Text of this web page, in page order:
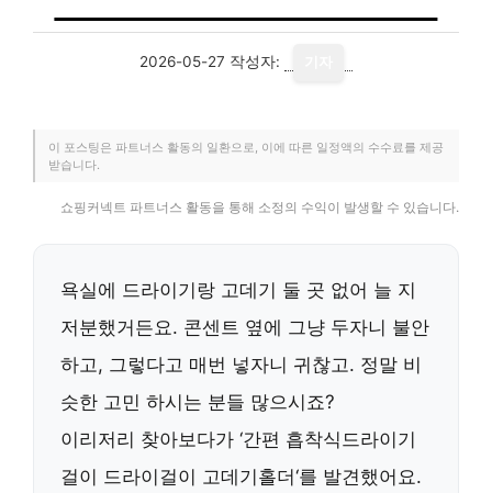
2026-05-27 작성자:
이 포스팅은 파트너스 활동의 일환으로, 이에 따른 일정액의 수수료를 제공
받습니다.
쇼핑커넥트 파트너스 활동을 통해 소정의 수익이 발생할 수 있습니다.
욕실에 드라이기랑 고데기 둘 곳 없어 늘 지
저분했거든요. 콘센트 옆에 그냥 두자니 불안
하고, 그렇다고 매번 넣자니 귀찮고. 정말 비
슷한 고민 하시는 분들 많으시죠?
이리저리 찾아보다가 ‘간편 흡착식드라이기
걸이 드라이걸이 고데기홀더‘를 발견했어요.